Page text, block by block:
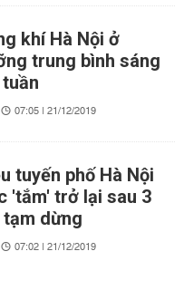
khí Hà Nội ở
trung bình sáng
07:05 | 21/12/2019
tuyến phố Hà Nội
'tắm' trở lại sau 3
tạm dừng
07:02 | 21/12/2019